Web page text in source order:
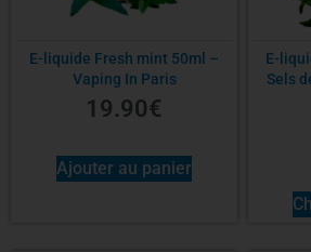
E-liquide Fresh mint 50ml –
Vaping In Paris
19.90€
Ajouter au panier
E-
Sels